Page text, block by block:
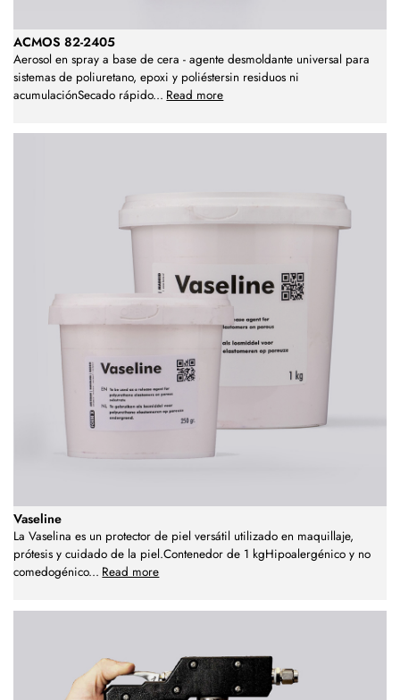
ACMOS 82-2405
Aerosol en spray a base de cera - agente desmoldante universal para
sistemas de poliuretano, epoxi y poliéstersin residuos ni
acumulaciónSecado rápido... Read more
Vaseline
La Vaselina es un protector de piel versátil utilizado en maquillaje,
prótesis y cuidado de la piel.Contenedor de 1 kgHipoalergénico y no
comedogénico... Read more